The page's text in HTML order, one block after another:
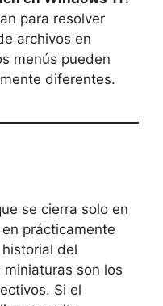
para resolver
archivos en
menús pueden
diferentes.
se cierra solo en
prácticamente
del
son los
Si el